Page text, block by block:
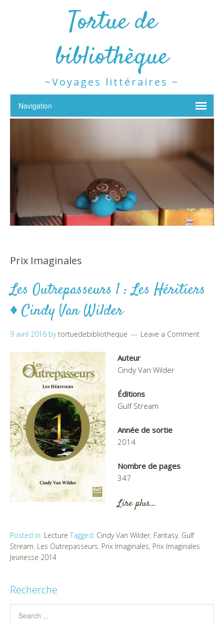
Tortue de
bibliothèque
~Voyages littéraires ~
Prix Imaginales
Les Outrepasseurs 1 : Les Héritiers
♦ Cindy Van Wilder
9 avril 2016 bytortuedebibliotheque Leave a Comment
Auteur
Cindy Van Wilder
Éditions
Gulf Stream
Année de sortie
2014
Nombre de pages
347
Lire plus…
Posted in: Lecture Tagged: Cindy Van Wilder, Fantasy, Gulf
Stream, Les Outrepasseurs, Prix Imaginales, Prix Imaginales
Jeunesse 2014
Recherche